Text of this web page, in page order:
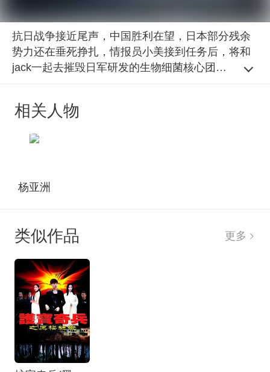
抗日战争接近尾声，中国胜利在望，日本部分残余
势力还在垂死挣扎，情报员小美接到任务后，将和
jack一起去摧毁日军研发的生物细菌核心团队。途
象确认了艳妮的间谍身份，和莫人将计就计，利用
最后关头找到了日军投放细菌的地方，，并将日军
相关人物
杨亚洲
更多
类似作品